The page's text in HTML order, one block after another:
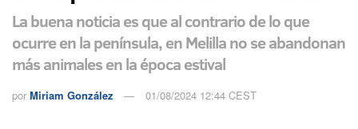
La buena noticia es que al contrario de lo que
ocurre en la península, en Melilla no se abandonan
más animales en la época estival
por Miriam González 01/08/2024 12:44 CEST